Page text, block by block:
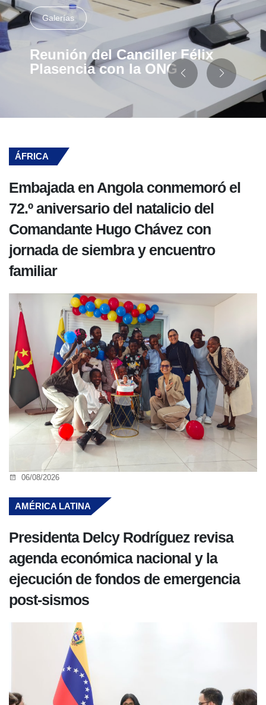
Galerías
Reunión del Canciller Félix
Plasencia con la ONG
ÁFRICA
Embajada en Angola conmemoró el
72.º aniversario del natalicio del
Comandante Hugo Chávez con
jornada de siembra y encuentro
familiar
06/08/2026
AMÉRICA LATINA
Presidenta Delcy Rodríguez revisa
agenda económica nacional y la
ejecución de fondos de emergencia
post-sismos